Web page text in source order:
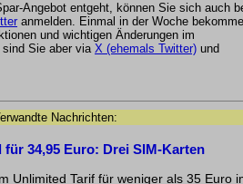
Angebot entgeht, können Sie sich auch
anmelden. Einmal in der Woche
und wichtigen Änderungen im
Sie aber via X (ehemals Twitter) und
Nachrichten:
für 34,95 Euro: Drei SIM-Karten
Unlimited Tarif für weniger als 35 Euro